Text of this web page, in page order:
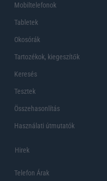
Mobiltelefonok
Tabletek
Okosórák
Tartozékok, kiegeszítők
Keresés
Tesztek
Összehasonlítás
Használati útmutatók
Hirek
Telefon Árak